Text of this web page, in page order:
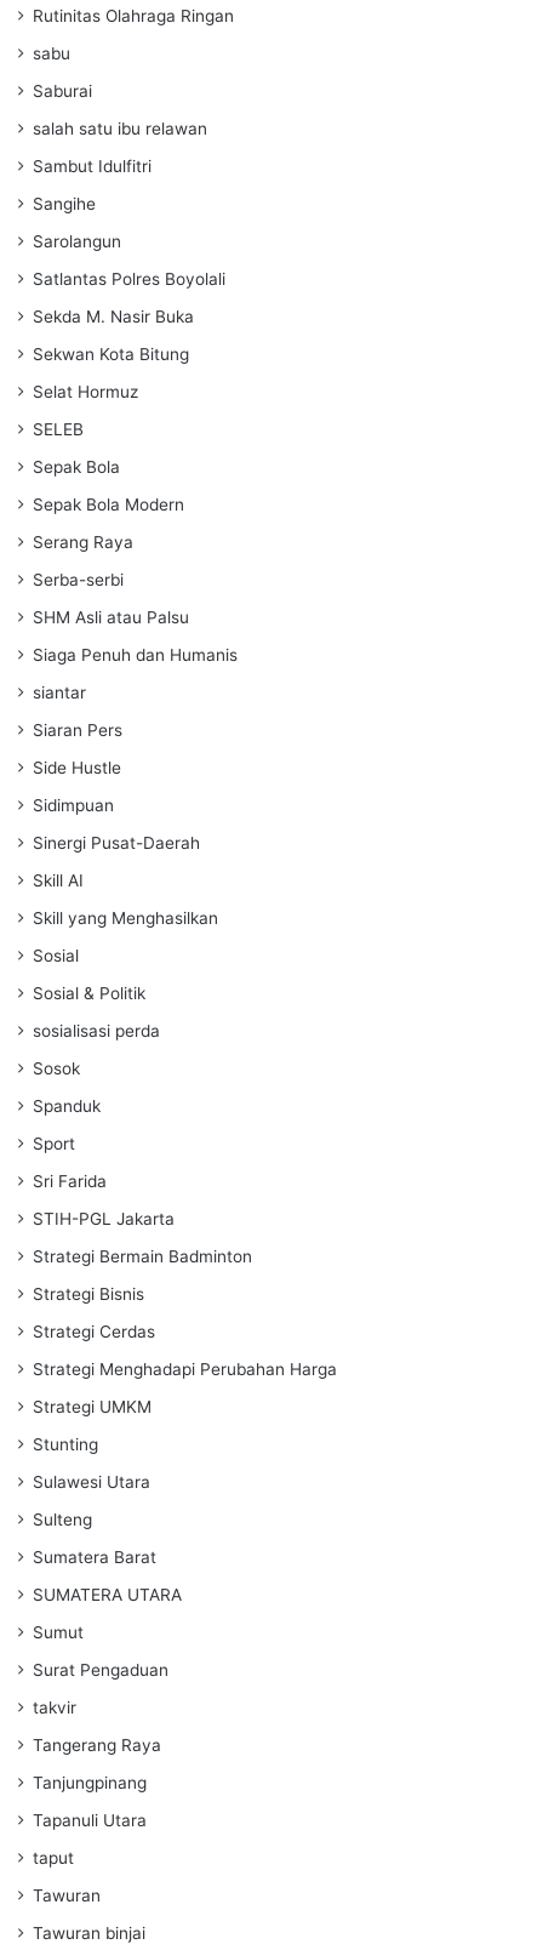
Rutinitas Olahraga Ringan
sabu
Saburai
salah satu ibu relawan
Sambut Idulfitri
Sangihe
Sarolangun
Satlantas Polres Boyolali
Sekda M. Nasir Buka
Sekwan Kota Bitung
Selat Hormuz
SELEB
Sepak Bola
Sepak Bola Modern
Serang Raya
Serba-serbi
SHM Asli atau Palsu
Siaga Penuh dan Humanis
siantar
Siaran Pers
Side Hustle
Sidimpuan
Sinergi Pusat-Daerah
Skill AI
Skill yang Menghasilkan
Sosial
Sosial & Politik
sosialisasi perda
Sosok
Spanduk
Sport
Sri Farida
STIH-PGL Jakarta
Strategi Bermain Badminton
Strategi Bisnis
Strategi Cerdas
Strategi Menghadapi Perubahan Harga
Strategi UMKM
Stunting
Sulawesi Utara
Sulteng
Sumatera Barat
SUMATERA UTARA
Sumut
Surat Pengaduan
takvir
Tangerang Raya
Tanjungpinang
Tapanuli Utara
taput
Tawuran
Tawuran binjai